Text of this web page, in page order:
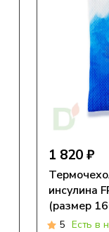
1 820 ₽
инсулина
(размер
5 Есть в